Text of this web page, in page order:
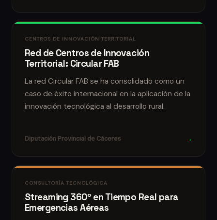
CENTROS DE INNOVACIÓN TERRITORIAL
Red de Centros de Innovación
Territorial: Circular FAB
La red Circular FAB se ha consolidado como un
caso de éxito internacional en la aplicación de la
innovación tecnológica al desarrollo rural.
Diputación Provincial de Cáceres →
CONSULTORÍA TECNOLÓGICA
Streaming 360º en Tiempo Real para
Emergencias Aéreas